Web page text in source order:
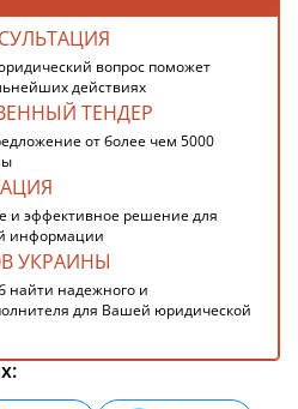
вопрос поможет
действиях
ТЕНДЕР
от более чем 5000
и эффективное решение для
информации
УКРАИНЫ
найти надежного и
для Вашей юридической